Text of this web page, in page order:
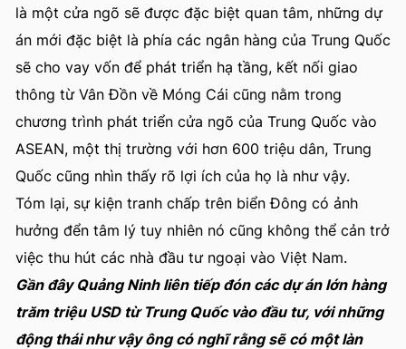
là một cửa ngõ sẽ được đặc biệt quan tâm, những dự
án mới đặc biệt là phía các ngân hàng của Trung Quốc
sẽ cho vay vốn để phát triển hạ tầng, kết nối giao
thông từ Vân Đồn về Móng Cái cũng nằm trong
chương trình phát triển cửa ngõ của Trung Quốc vào
ASEAN, một thị trường với hơn 600 triệu dân, Trung
Quốc cũng nhìn thấy rõ lợi ích của họ là như vậy.
Tóm lại, sự kiện tranh chấp trên biển Đông có ảnh
hưởng đển tâm lý tuy nhiên nó cũng không thể cản trở
việc thu hút các nhà đầu tư ngoại vào Việt Nam.
Gần đây Quảng Ninh liên tiếp đón các dự án lớn hàng
trăm triệu USD từ Trung Quốc vào đầu tư, với những
động thái như vậy ông có nghĩ rằng sẽ có một làn